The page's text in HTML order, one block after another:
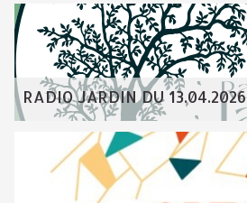
RADIO JARDIN DU 13.04.2026